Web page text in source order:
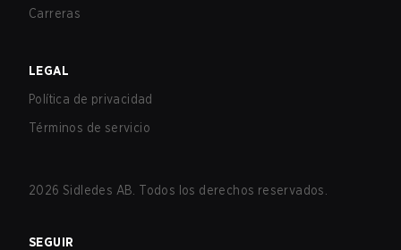
Carreras
LEGAL
Política de privacidad
Términos de servicio
2026 Sidledes AB. Todos los derechos reservados.
SEGUIR